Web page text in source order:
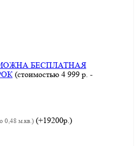
БЕСПЛАТНАЯ
(стоимостью 4 999 р. -
0,48 м.кв.)(+19200р.)